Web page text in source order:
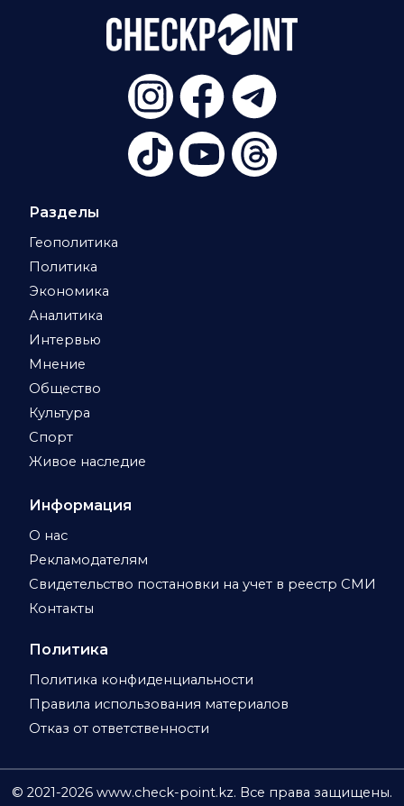
Разделы
Геополитика
Политика
Экономика
Аналитика
Интервью
Мнение
Общество
Культура
Спорт
Живое наследие
Информация
О нас
Рекламодателям
Свидетельство постановки на учет в реестр СМИ
Контакты
Политика
Политика конфиденциальности
Правила использования материалов
Отказ от ответственности
© 2021-2026 www.check-point.kz. Все права защищены.